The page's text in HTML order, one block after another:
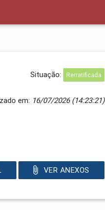
Situação: Rerratificada
em: 16/07/2026 (14:23:21)
VER ANEXOS